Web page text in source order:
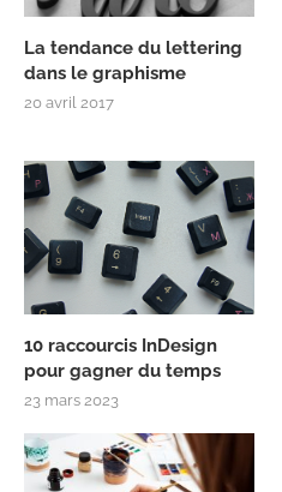
La tendance du lettering
dans le graphisme
20 avril 2017
10 raccourcis InDesign
pour gagner du temps
23 mars 2023